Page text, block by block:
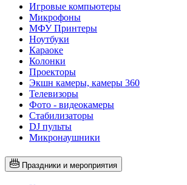
Игровые компьютеры
Микрофоны
МФУ Принтеры
Ноутбуки
Караоке
Колонки
Проекторы
Экшн камеры, камеры 360
Телевизоры
Фото - видеокамеры
Стабилизаторы
DJ пульты
Микронаушники
Праздники и мероприятия